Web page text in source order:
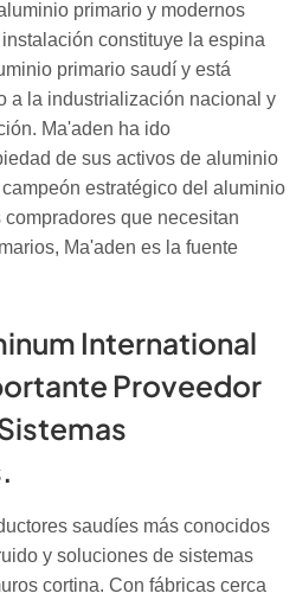
primario y modernos
constituye la espina
primario saudí y está
a la industrialización nacional y
Ma'aden ha ido
de sus activos de aluminio
estratégico del aluminio
que necesitan
Ma'aden es la fuente
International
Proveedor
saudíes más conocidos
y soluciones de sistemas
cortina. Con fábricas cerca